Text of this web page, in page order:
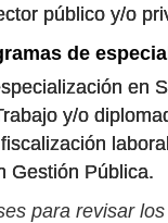
público y/o
de
en
y/o
Gestión Pública.
para revisar